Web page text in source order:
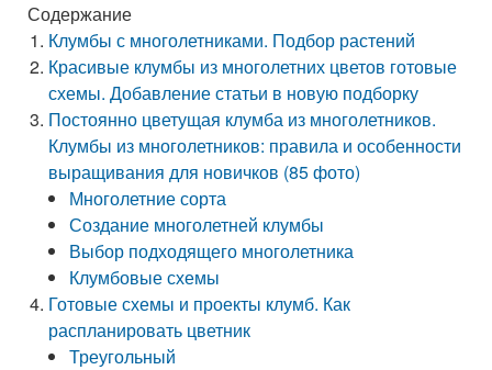
Содержание
Клумбы с многолетниками. Подбор растений
Красивые клумбы из многолетних цветов готовые
схемы. Добавление статьи в новую подборку
Постоянно цветущая клумба из многолетников.
Клумбы из многолетников: правила и особенности
выращивания для новичков (85 фото)
Многолетние сорта
Создание многолетней клумбы
Выбор подходящего многолетника
Клумбовые схемы
Готовые схемы и проекты клумб. Как
распланировать цветник
Треугольный